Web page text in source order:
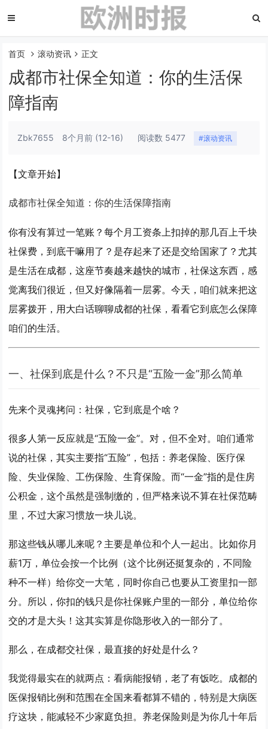
首页 滚动资讯 正文
成都市社保全知道：你的生活保
障指南
Zbk7655 8个月前 (12-16) 阅读数 5477 #滚动资讯
【文章开始】
成都市社保全知道：你的生活保障指南
你有没有算过一笔账？每个月工资条上扣掉的那几百上千块
社保费，到底干嘛用了？是存起来了还是交给国家了？尤其
是生活在成都，这座节奏越来越快的城市，社保这东西，感
觉离我们很近，但又好像隔着一层雾。今天，咱们就来把这
层雾拨开，用大白话聊聊成都的社保，看看它到底怎么保障
咱们的生活。
一、社保到底是什么？不只是“五险一金”那么简单
先来个灵魂拷问：社保，它到底是个啥？
很多人第一反应就是“五险一金”。对，但不全对。咱们通常
说的社保，其实主要指“五险”，包括： 养老保险、医疗保
险、失业保险、工伤保险、生育保险。而“一金”指的是住房
公积金，这个虽然是强制缴的，但严格来说不算在社保范畴
里，不过大家习惯放一块儿说。
那这些钱从哪儿来呢？ 主要是单位和个人一起出。比如你月
薪1万，单位会按一个比例（这个比例还挺复杂的，不同险
种不一样）给你交一大笔，同时你自己也要从工资里扣一部
分。所以，你扣的钱只是你社保账户里的一部分，单位给你
交的才是大头！这其实算是你隐形收入的一部分了。
那么，在成都交社保，最直接的好处是什么？
我觉得最实在的就两点：看病能报销，老了有饭吃。成都的
医保报销比例和范围在全国来看都算不错的，特别是大病医
疗这块，能减轻不少家庭负担。养老保险则是为你几十年后